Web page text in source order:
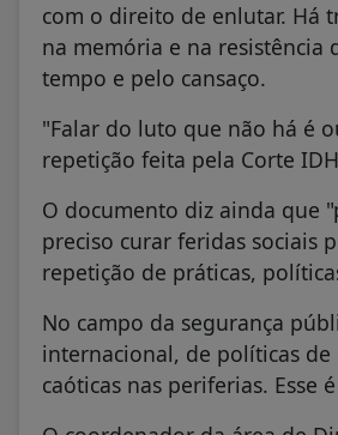
com o direito de enlutar. Há
na memória e na resistência
tempo e pelo cansaço.
"Falar do luto que não há é
repetição feita pela Corte
O documento diz ainda que
preciso curar feridas sociais
repetição de práticas,
No campo da segurança
internacional, de políticas de
caóticas nas periferias.